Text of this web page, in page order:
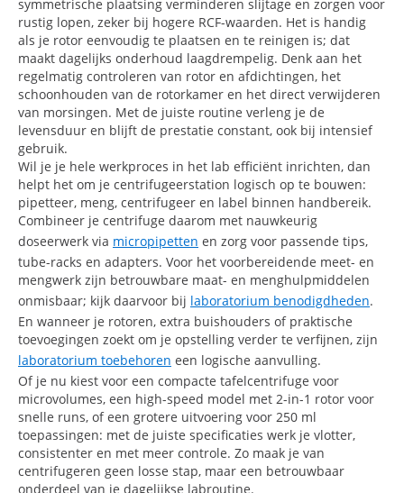
symmetrische plaatsing verminderen slijtage en zorgen voor
rustig lopen, zeker bij hogere RCF-waarden. Het is handig
als je rotor eenvoudig te plaatsen en te reinigen is; dat
maakt dagelijks onderhoud laagdrempelig. Denk aan het
regelmatig controleren van rotor en afdichtingen, het
schoonhouden van de rotorkamer en het direct verwijderen
van morsingen. Met de juiste routine verleng je de
levensduur en blijft de prestatie constant, ook bij intensief
gebruik.
Wil je je hele werkproces in het lab efficiënt inrichten, dan
helpt het om je centrifugeerstation logisch op te bouwen:
pipetteer, meng, centrifugeer en label binnen handbereik.
Combineer je centrifuge daarom met nauwkeurig
doseerwerk via micropipetten en zorg voor passende tips,
tube-racks en adapters. Voor het voorbereidende meet- en
mengwerk zijn betrouwbare maat- en menghulpmiddelen
onmisbaar; kijk daarvoor bij laboratorium benodigdheden.
En wanneer je rotoren, extra buishouders of praktische
toevoegingen zoekt om je opstelling verder te verfijnen, zijn
laboratorium toebehoren een logische aanvulling.
Of je nu kiest voor een compacte tafelcentrifuge voor
microvolumes, een high-speed model met 2-in-1 rotor voor
snelle runs, of een grotere uitvoering voor 250 ml
toepassingen: met de juiste specificaties werk je vlotter,
consistenter en met meer controle. Zo maak je van
centrifugeren geen losse stap, maar een betrouwbaar
onderdeel van je dagelijkse labroutine.